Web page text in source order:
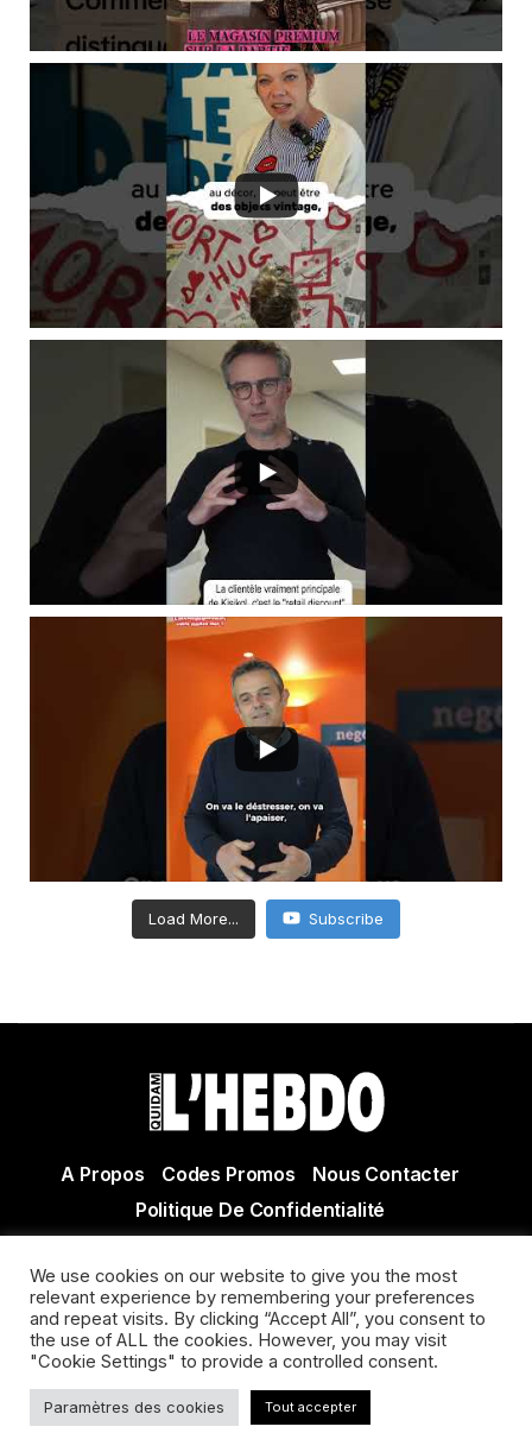
Load More... Subscribe
A Propos Codes Promos
Nous Contacter
Politique De Confidentialité
Actualité Agen - Actualité en lot et Garonne - Actualité
Villeneuve sur Lot
We use cookies on our website to give you the most
relevant experience by remembering your preferences
and repeat visits. By clicking “Accept All”, you consent to
the use of ALL the cookies. However, you may visit
"Cookie Settings" to provide a controlled consent.
Paramètres des cookies Tout accepter